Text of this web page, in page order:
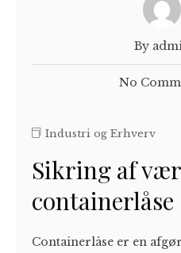
By
No
Industri og Erhverv
Sikring af
containerlåse
Containerlåse er en